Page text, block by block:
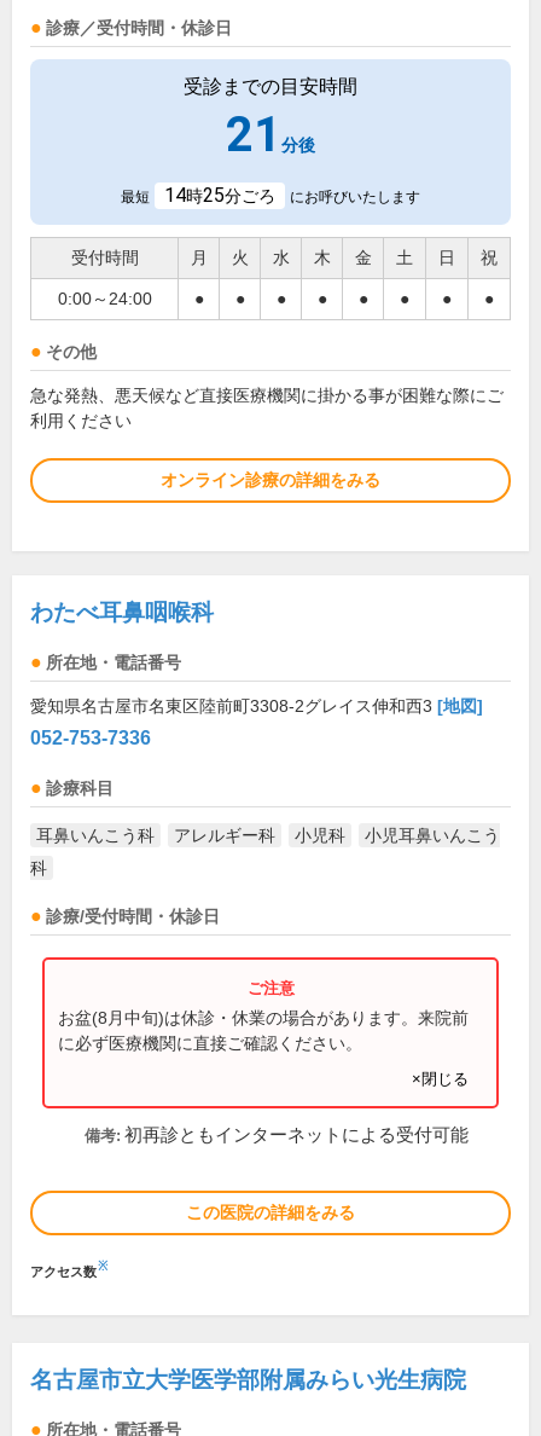
診療／受付時間・休診日
受診までの目安時間
21 分後
最短 14時25分ごろ にお呼びいたします
受付時間 月 火 水 木 金 土 日 祝
0:00～24:00 ● ● ● ● ● ● ● ●
その他
急な発熱、悪天候など直接医療機関に掛かる事が困難な際にご
利用ください
オンライン診療の詳細をみる
わたべ耳鼻咽喉科
所在地・電話番号
愛知県名古屋市名東区陸前町3308-2グレイス伸和西3 [地図]
052-753-7336
診療科目
耳鼻いんこう科 アレルギー科 小児科
小児耳鼻いんこう
科
診療/受付時間・休診日
お盆(8月中旬)は休診・休業の場合があります。来院前
に必ず医療機関に直接ご確認ください。
×閉じる
備考: 初再診ともインターネットによる受付可能
この医院の詳細をみる
アクセス数※
名古屋市立大学医学部附属みらい光生病院
所在地・電話番号